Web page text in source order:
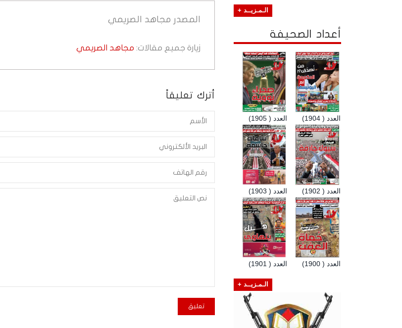
المصدر مجاهد الصريمي
زيارة جميع مقالات: مجاهد الصريمي
أترك تعليقاً
الـمـزيــد +
أعداد الصحيفة
العدد ( 1905) العدد ( 1904)
العدد ( 1903) العدد ( 1902)
العدد ( 1901) العدد ( 1900)
الـمـزيــد +